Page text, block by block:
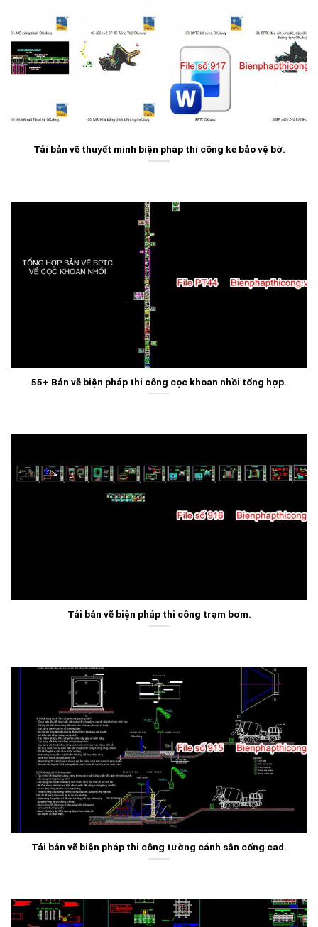
Tải bản vẽ thuyết minh biện pháp thi công kè bảo vệ bờ.
55+ Bản vẽ biện pháp thi công cọc khoan nhồi tổng hợp.
Tải bản vẽ biện pháp thi công trạm bơm.
Tải bản vẽ biện pháp thi công tường cánh sân cống cad.